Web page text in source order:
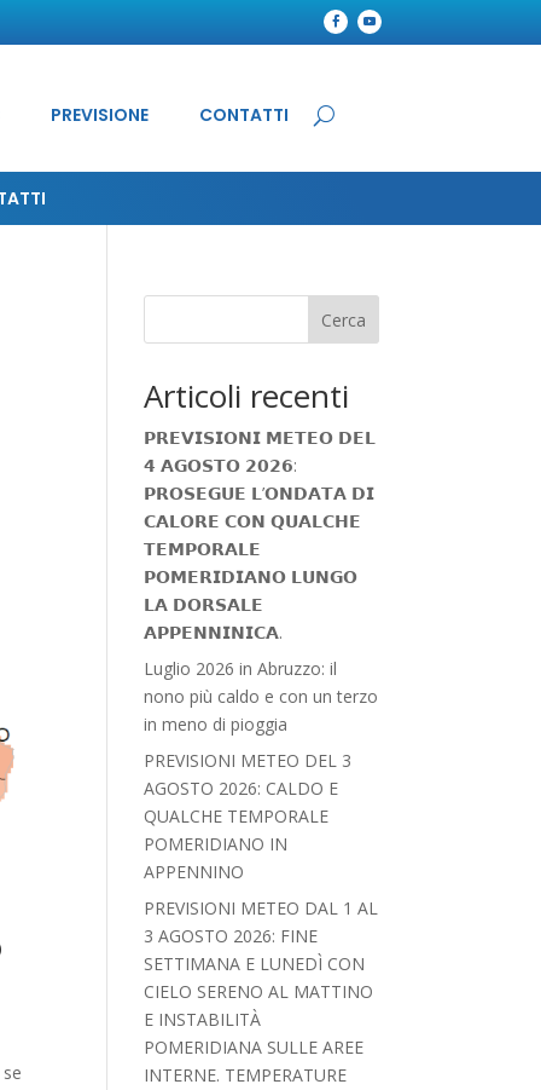
PREVISIONE CONTATTI
Cerca
Articoli recenti
𝗣𝗥𝗘𝗩𝗜𝗦𝗜𝗢𝗡𝗜 𝗠𝗘𝗧𝗘𝗢 𝗗𝗘𝗟
𝟰 𝗔𝗚𝗢𝗦𝗧𝗢 𝟮𝟬𝟮𝟲:
𝗣𝗥𝗢𝗦𝗘𝗚𝗨𝗘 𝗟’𝗢𝗡𝗗𝗔𝗧𝗔 𝗗𝗜
𝗖𝗔𝗟𝗢𝗥𝗘 𝗖𝗢𝗡 𝗤𝗨𝗔𝗟𝗖𝗛𝗘
𝗧𝗘𝗠𝗣𝗢𝗥𝗔𝗟𝗘
𝗣𝗢𝗠𝗘𝗥𝗜𝗗𝗜𝗔𝗡𝗢 𝗟𝗨𝗡𝗚𝗢
𝗟𝗔 𝗗𝗢𝗥𝗦𝗔𝗟𝗘
𝗔𝗣𝗣𝗘𝗡𝗡𝗜𝗡𝗜𝗖𝗔.
Luglio 2026 in Abruzzo: il
nono più caldo e con un terzo
in meno di pioggia
PREVISIONI METEO DEL 3
AGOSTO 2026: CALDO E
QUALCHE TEMPORALE
POMERIDIANO IN
APPENNINO
PREVISIONI METEO DAL 1 AL
3 AGOSTO 2026: FINE
SETTIMANA E LUNEDÌ CON
CIELO SERENO AL MATTINO
E INSTABILITÀ
POMERIDIANA SULLE AREE
INTERNE. TEMPERATURE